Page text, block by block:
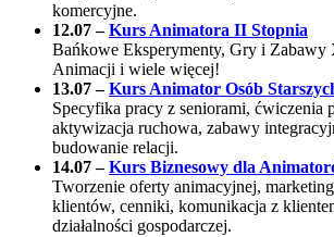
komercyjne.
12.07 –Kurs Animatora II Stopnia
Bańkowe Eksperymenty, Gry i
Animacji i wiele więcej!
13.07 –Kurs Animator Osób
Specyfika pracy z seniorami, ćwiczenia
aktywizacja ruchowa, zabawy
budowanie relacji.
14.07 –Kurs Biznesowy dla
Tworzenie oferty animacyjnej,
klientów, cenniki, komunikacja z
działalności gospodarczej.